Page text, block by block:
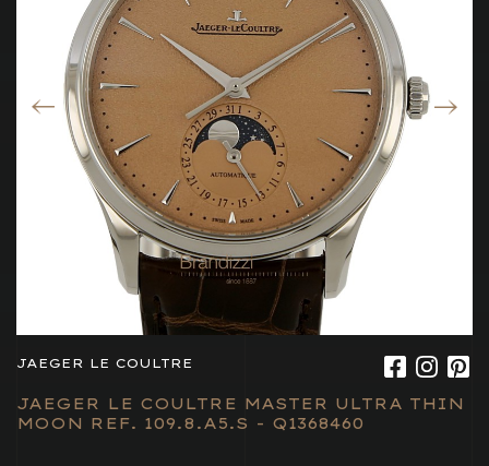
JAEGER LE COULTRE
JAEGER LE COULTRE MASTER ULTRA THIN
MOON REF. 109.8.A5.S - Q1368460